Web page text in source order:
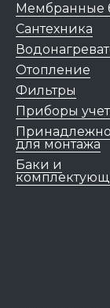
Мембранные
Сантехника
Отопление
Фильтры
Приборы
для монтажа
Баки и